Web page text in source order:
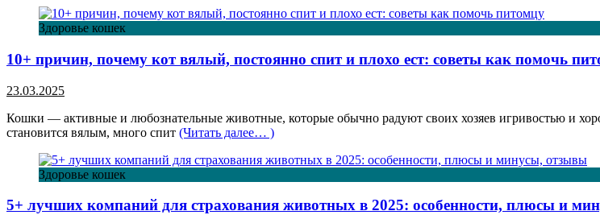
Здоровье кошек
10+ причин, почему кот вялый, постоянно спит и плохо ест: советы как помочь
23.03.2025
Кошки — активные и любознательные животные, которые обычно радуют своих хозяев игривостью и
становится вялым, много спит (Читать далее… )
Здоровье кошек
5+ лучших компаний для страхования животных в 2025: особенности, плюсы и